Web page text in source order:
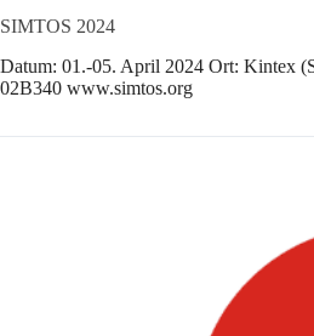
SIMTOS 2024
Datum: 01.-05. April 2024 Ort: Kintex
02B340 www.simtos.org